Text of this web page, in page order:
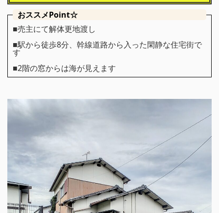
おススメPoint☆
■売主にて解体更地渡し
■駅から徒歩8分、幹線道路から入った閑静な住宅街で
す
■2階の窓からは海が見えます